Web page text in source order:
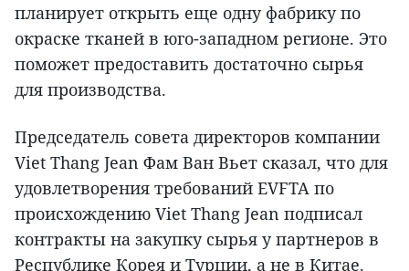
планирует открыть еще одну фабрику по
окраске тканей в юго-западном регионе. Это
поможет предоставить достаточно сырья
для производства.
Председатель совета директоров компании
Viet Thang Jean Фам Ван Вьет сказал, что для
удовлетворения требований EVFTA по
происхождению Viet Thang Jean подписал
контракты на закупку сырья у партнеров в
Республике Корея и Турции, а не в Китае.